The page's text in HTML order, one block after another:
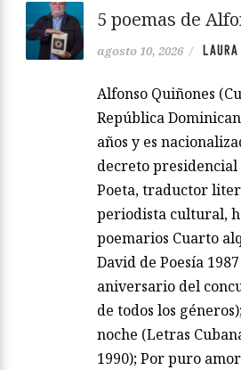
5 poemas de
agosto 10, 2026 /
Alfonso Quiñones
República
años y es
decreto
Poeta, traductor
periodista cultural,
poemarios Cuarto
David de Poesía
aniversario del
de todos los
noche (Letras
1990); Por puro